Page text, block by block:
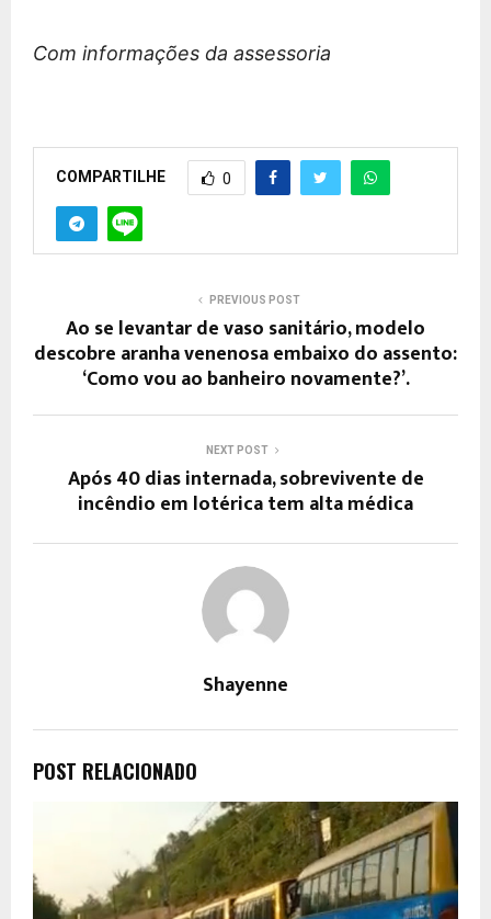
Com informações da assessoria
COMPARTILHE 0
PREVIOUS POST
Ao se levantar de vaso sanitário, modelo
descobre aranha venenosa embaixo do assento:
‘Como vou ao banheiro novamente?’.
NEXT POST
Após 40 dias internada, sobrevivente de
incêndio em lotérica tem alta médica
Shayenne
POST RELACIONADO